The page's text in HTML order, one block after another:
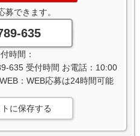
募できます。
635
時間：
635 受付時間 お電話：10:00
：WEB応募は24時間可能
に保存する